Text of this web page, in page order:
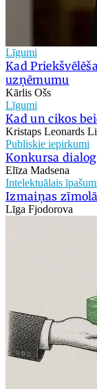
Līgumi
Kad
uzņēmumu
Kārlis Ošs
Līgumi
Kad un cikos
Kristaps Leonards
Publiskie iepirkumi
Konkursa
Elīza Madsena
Intelektuālais
Izmaiņas
Līga Fjodorova